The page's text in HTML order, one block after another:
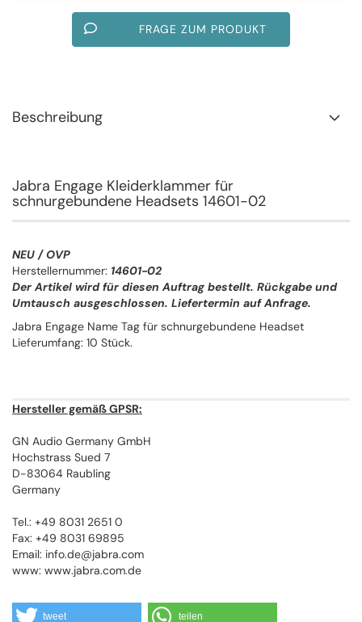
FRAGE ZUM PRODUKT
Beschreibung
Jabra Engage Kleiderklammer für
schnurgebundene Headsets 14601-02
NEU / OVP
Herstellernummer: 14601-02
Der Artikel wird für diesen Auftrag bestellt. Rückgabe und
Umtausch ausgeschlossen. Liefertermin auf Anfrage.
Jabra Engage Name Tag für schnurgebundene Headset
Lieferumfang: 10 Stück.
Hersteller gemäß GPSR:
GN Audio Germany GmbH
Hochstrass Sued 7
D-83064 Raubling
Germany
Tel.: +49 8031 2651 0
Fax: +49 8031 69895
Email: info.de@jabra.com
www: www.jabra.com.de
tweet teilen